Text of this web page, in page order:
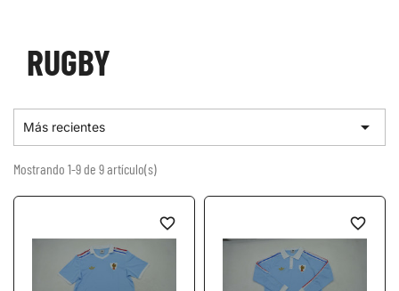
RUGBY
Más recientes 
Mostrando 1-9 de 9 artículo(s)
favorite_border favorite_border